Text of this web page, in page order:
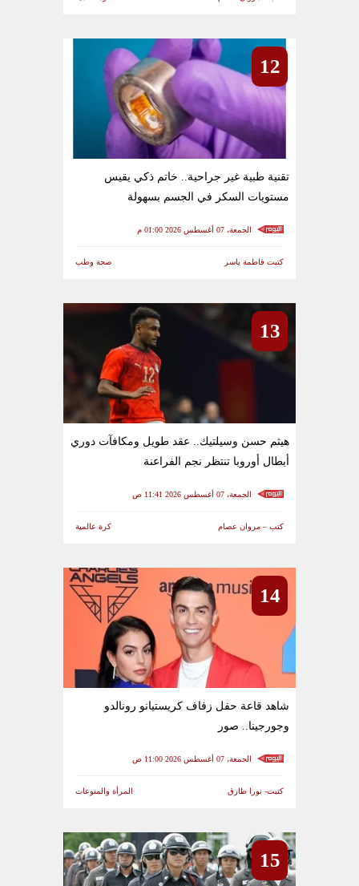
12
تقنية طبية غير جراحية.. خاتم ذكي يقيس
مستويات السكر في الجسم بسهولة
الجمعة، 07 أغسطس 2026 01:00 م
كتبت فاطمة ياسر صحة وطب
13
هيثم حسن وسيلتيك.. عقد طويل ومكافآت دوري
أبطال أوروبا تنتظر نجم الفراعنة
الجمعة، 07 أغسطس 2026 11:41 ص
كتب – مروان عصام كرة عالمية
14
شاهد قاعة حفل زفاف كريستيانو رونالدو
وجورجينا.. صور
الجمعة، 07 أغسطس 2026 11:00 ص
كتبت- نورا طارق المرأة والمنوعات
15